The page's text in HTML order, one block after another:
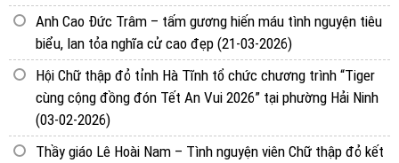
Anh Cao Đức Trâm – tấm gương hiến máu tình nguyện tiêu
biểu, lan tỏa nghĩa cử cao đẹp (21-03-2026)
Hội Chữ thập đỏ tỉnh Hà Tĩnh tổ chức chương trình “Tiger
cùng cộng đồng đón Tết An Vui 2026” tại phường Hải Ninh
(03-02-2026)
Thầy giáo Lê Hoài Nam – Tình nguyện viên Chữ thập đỏ kết